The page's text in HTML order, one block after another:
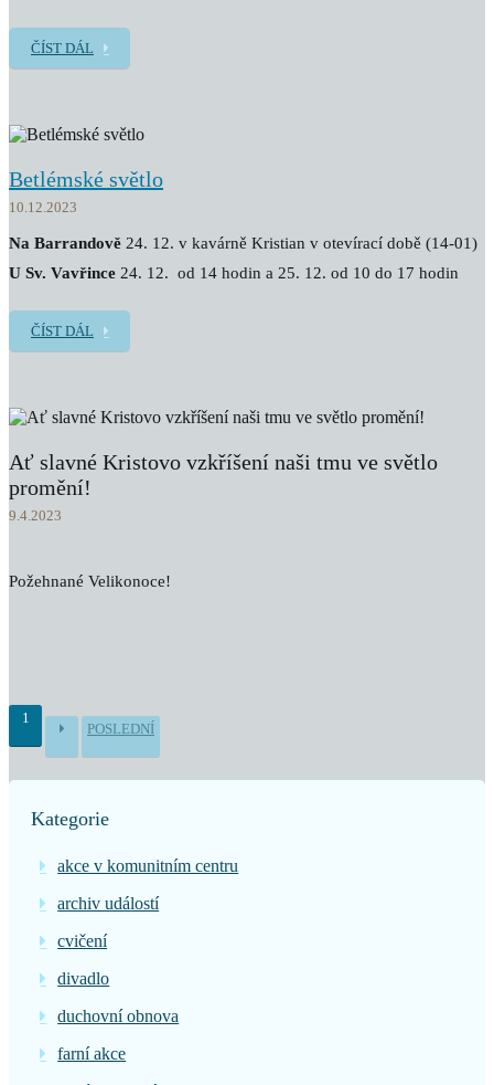
ČÍST DÁL
Betlémské světlo
10.12.2023
Na Barrandově 24. 12. v kavárně Kristian v otevírací době (14-01)
U Sv. Vavřince 24. 12. od 14 hodin a 25. 12. od 10 do 17 hodin
ČÍST DÁL
Ať slavné Kristovo vzkříšení naši tmu ve světlo
promění!
9.4.2023
Požehnané Velikonoce!
1
POSLEDNÍ
Kategorie
akce v komunitním centru
archiv událostí
cvičení
divadlo
duchovní obnova
farní akce